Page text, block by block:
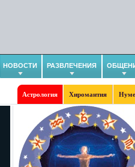
НОВОСТИ РАЗВЛЕЧЕНИЯ
Астрология Хиромантия